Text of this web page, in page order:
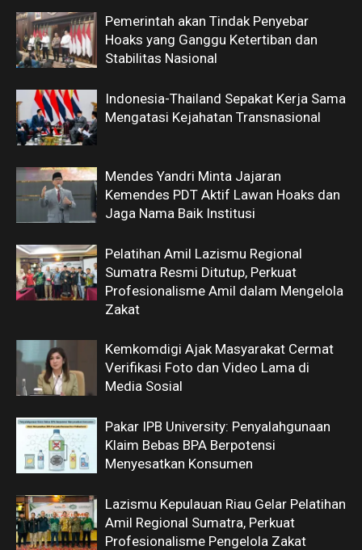
Pemerintah akan Tindak Penyebar
Hoaks yang Ganggu Ketertiban dan
Stabilitas Nasional
Indonesia-Thailand Sepakat Kerja Sama
Mengatasi Kejahatan Transnasional
Mendes Yandri Minta Jajaran
Kemendes PDT Aktif Lawan Hoaks dan
Jaga Nama Baik Institusi
Pelatihan Amil Lazismu Regional
Sumatra Resmi Ditutup, Perkuat
Profesionalisme Amil dalam Mengelola
Zakat
Kemkomdigi Ajak Masyarakat Cermat
Verifikasi Foto dan Video Lama di
Media Sosial
Pakar IPB University: Penyalahgunaan
Klaim Bebas BPA Berpotensi
Menyesatkan Konsumen
Lazismu Kepulauan Riau Gelar Pelatihan
Amil Regional Sumatra, Perkuat
Profesionalisme Pengelola Zakat